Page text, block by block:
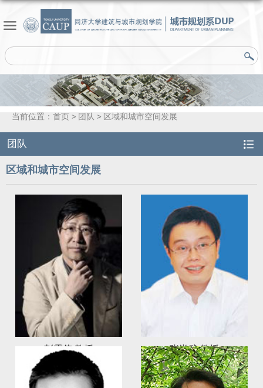
当前位置： 首页 团队 区域和城市空间发展
团队
区域和城市空间发展
彭震伟 教授
责任教授
张尚武 教授